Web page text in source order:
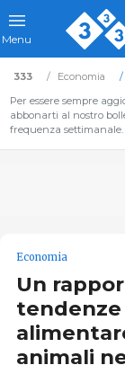
Menu
333 Economia
Per essere sempre
abbonarti al nostro
frequenza settimanale.
Economia
Un
tendenze
animali